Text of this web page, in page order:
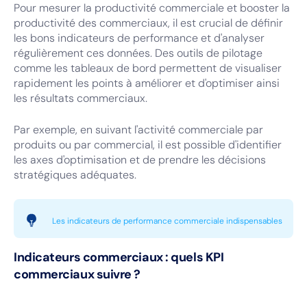
Pour mesurer la productivité commerciale et booster la
productivité des commerciaux, il est crucial de définir
les bons indicateurs de performance et d'analyser
régulièrement ces données. Des outils de pilotage
comme les tableaux de bord permettent de visualiser
rapidement les points à améliorer et d'optimiser ainsi
les résultats commerciaux.
Par exemple, en suivant l'activité commerciale par
produits ou par commercial, il est possible d'identifier
les axes d'optimisation et de prendre les décisions
stratégiques adéquates.
Les indicateurs de performance commerciale indispensables
Indicateurs commerciaux : quels KPI
commerciaux suivre ?